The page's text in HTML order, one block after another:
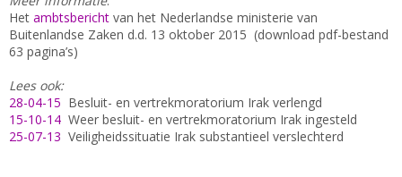
Het ambtsbericht van het Nederlandse ministerie van
Buitenlandse Zaken d.d. 13 oktober 2015 (download pdf-bestand
63 pagina’s)
Lees ook:
28-04-15 Besluit- en vertrekmoratorium Irak verlengd
15-10-14 Weer besluit- en vertrekmoratorium Irak ingesteld
25-07-13 Veiligheidssituatie Irak substantieel verslechterd